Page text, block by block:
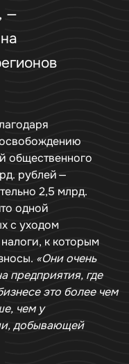
—
общественного
рублей —
2,5 млрд.
одной
с уходом
к которым
«Они очень
предприятия, где
это более чем
чем у
добывающей